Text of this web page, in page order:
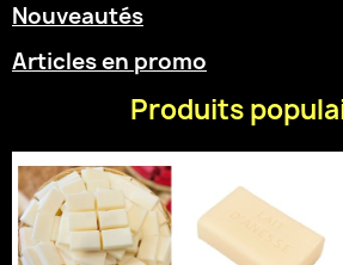
Nouveautés
Articles en promo
Produits